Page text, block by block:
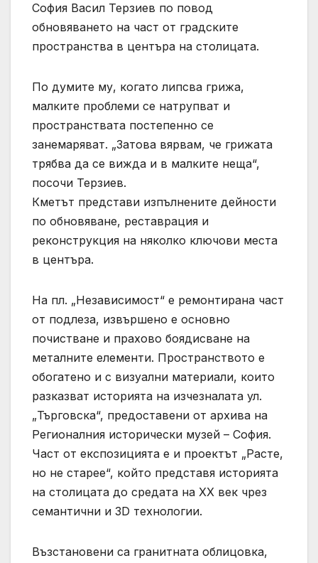
София Васил Терзиев по повод
обновяването на част от градските
пространства в центъра на столицата.
По думите му, когато липсва грижа,
малките проблеми се натрупват и
пространствата постепенно се
занемаряват. „Затова вярвам, че грижата
трябва да се вижда и в малките неща“,
посочи Терзиев.
Кметът представи изпълнените дейности
по обновяване, реставрация и
реконструкция на няколко ключови места
в центъра.
На пл. „Независимост“ е ремонтирана част
от подлеза, извършено е основно
почистване и прахово боядисване на
металните елементи. Пространството е
обогатено и с визуални материали, които
разказват историята на изчезналата ул.
„Търговска“, предоставени от архива на
Регионалния исторически музей – София.
Част от експозицията е и проектът „Расте,
но не старее“, който представя историята
на столицата до средата на XX век чрез
семантични и 3D технологии.
Възстановени са гранитната облицовка,